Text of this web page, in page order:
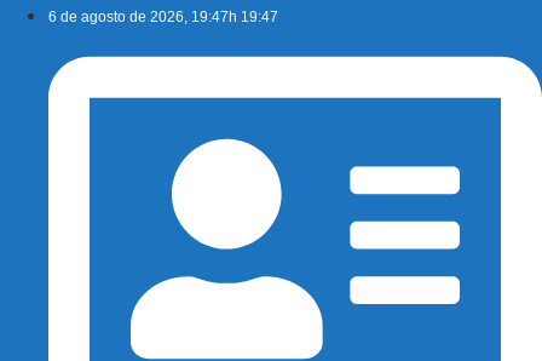
conteúdo
6 de agosto de 2026, 19:47h 19:47